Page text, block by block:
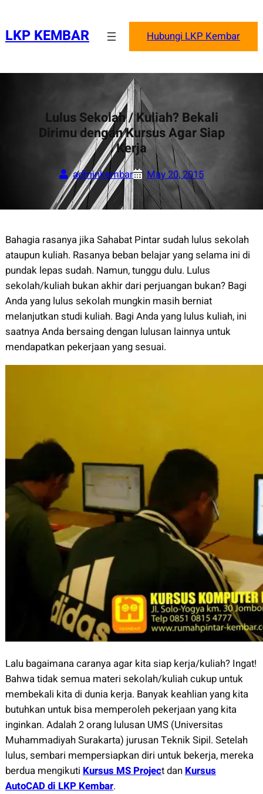
content
LKP KEMBAR Hubungi LKP Kembar
Lulus Sekolah / Kuliah? Bekali
Dirimu dengan Kursus Agar Siap
Kerja
adminkembar May 20, 2015
Bahagia rasanya jika Sahabat Pintar sudah lulus sekolah
ataupun kuliah. Rasanya beban belajar yang selama ini di
pundak lepas sudah. Namun, tunggu dulu. Lulus
sekolah/kuliah bukan akhir dari perjuangan bukan? Bagi
Anda yang lulus sekolah mungkin masih berniat
melanjutkan studi kuliah. Bagi Anda yang lulus kuliah, ini
saatnya Anda bersaing dengan lulusan lainnya untuk
mendapatkan pekerjaan yang sesuai.
Lalu bagaimana caranya agar kita siap kerja/kuliah? Ingat!
Bahwa tidak semua materi sekolah/kuliah cukup untuk
membekali kita di dunia kerja. Banyak keahlian yang kita
butuhkan untuk bisa memperoleh pekerjaan yang kita
inginkan. Adalah 2 orang lulusan UMS (Universitas
Muhammadiyah Surakarta) jurusan Teknik Sipil. Setelah
lulus, sembari mempersiapkan diri untuk bekerja, mereka
berdua mengikuti Kursus MS Project dan Kursus
AutoCAD di LKP Kembar.